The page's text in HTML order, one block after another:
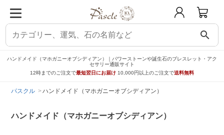
search
ハンドメイド（マホガニーオブシディアン）｜パワーストーンや誕生石のブレスレット・アク
セサリー通販サイト
12時までのご注文で最短翌日にお届け 10,000円以上のご注文で送料無料
パスクル ハンドメイド（マホガニーオブシディアン）
ハンドメイド（マホガニーオブシディアン）